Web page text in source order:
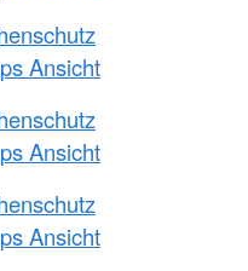
Ansicht
Ansicht
Ansicht